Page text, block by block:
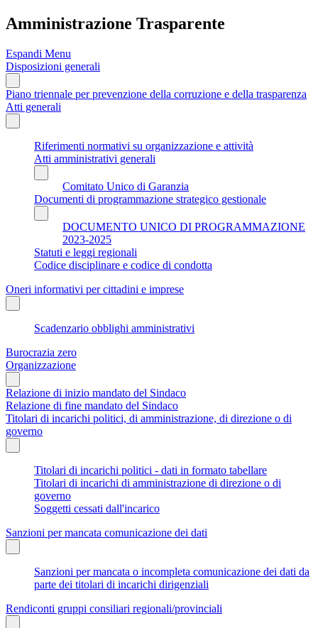
Amministrazione Trasparente
Espandi Menu
Disposizioni generali
Piano triennale per prevenzione della corruzione e della trasparenza
Atti generali
Riferimenti normativi su organizzazione e attività
Atti amministrativi generali
Comitato Unico di Garanzia
Documenti di programmazione strategico gestionale
DOCUMENTO UNICO DI PROGRAMMAZIONE
2023-2025
Statuti e leggi regionali
Codice disciplinare e codice di condotta
Oneri informativi per cittadini e imprese
Scadenzario obblighi amministrativi
Burocrazia zero
Organizzazione
Relazione di inizio mandato del Sindaco
Relazione di fine mandato del Sindaco
Titolari di incarichi politici, di amministrazione, di direzione o di
governo
Titolari di incarichi politici - dati in formato tabellare
Titolari di incarichi di amministrazione di direzione o di
governo
Soggetti cessati dall'incarico
Sanzioni per mancata comunicazione dei dati
Sanzioni per mancata o incompleta comunicazione dei dati da
parte dei titolari di incarichi dirigenziali
Rendiconti gruppi consiliari regionali/provinciali